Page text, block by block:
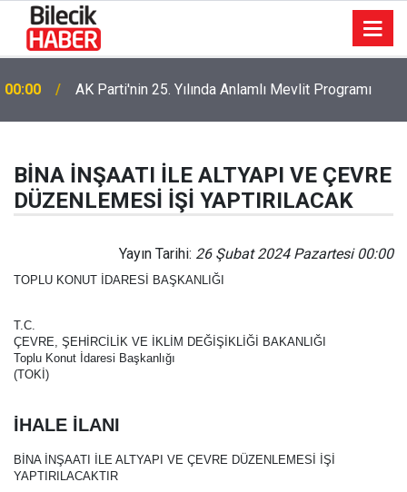
16:04
Saman balyaları küle döndü
BİNA İNŞAATI İLE ALTYAPI VE ÇEVRE
DÜZENLEMESİ İŞİ YAPTIRILACAK
Yayın Tarihi: 26 Şubat 2024 Pazartesi 00:00
TOPLU KONUT İDARESİ BAŞKANLIĞI
T.C.
ÇEVRE, ŞEHİRCİLİK VE İKLİM DEĞİŞİKLİĞİ BAKANLIĞI
Toplu Konut İdaresi Başkanlığı
(TOKİ)
İHALE İLANI
BİNA İNŞAATI İLE ALTYAPI VE ÇEVRE DÜZENLEMESİ İŞİ
YAPTIRILACAKTIR